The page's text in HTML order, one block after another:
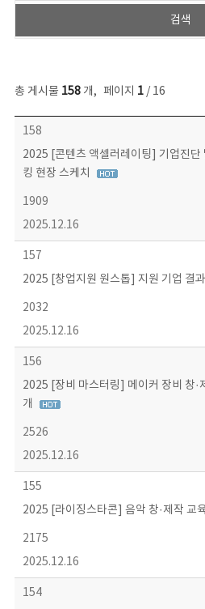
총 게시물 158개, 페이지 1/ 16
콘텐츠이슈 목록 - 번호, 제목, 작성자, 파일, 조회수, 작성일 정보 제공
158
2025 [콘텐츠 액셀러레이팅] 기업진단
킹 현장 스케치
1909
2025.12.16
157
2025 [창업지원 원스톱] 지원 기업 결
2032
2025.12.16
156
2025 [장비 마스터링] 메이커 장비 창·
개
2526
2025.12.16
155
2025 [라이징스타콘] 음악 창·제작 교
2175
2025.12.16
154